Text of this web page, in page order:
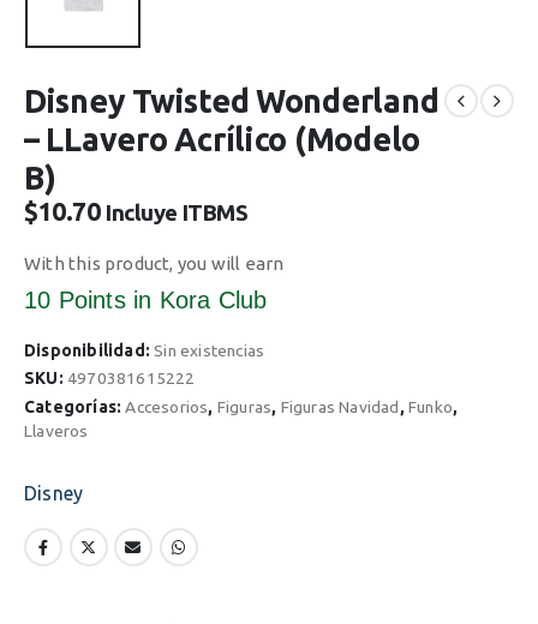
Disney Twisted Wonderland
– LLavero Acrílico (Modelo
B)
$10.70 Incluye ITBMS
With this product, you will earn
10 Pointsin Kora Club
Disponibilidad:Sin existencias
SKU: 4970381615222
Categorías:Accesorios, Figuras, Figuras Navidad,Funko,
Llaveros
Disney